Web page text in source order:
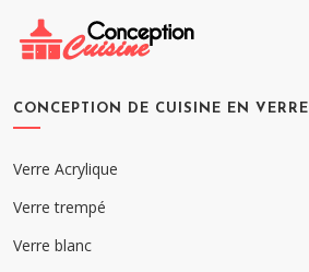
CONCEPTION DE CUISINE EN VERRE
Verre Acrylique
Verre trempé
Verre blanc